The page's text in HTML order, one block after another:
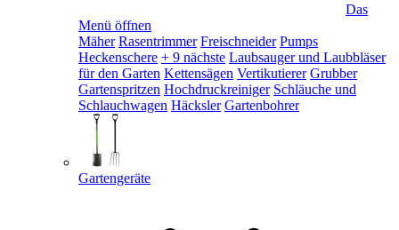
Das
Menü öffnen
Mäher Rasentrimmer Freischneider Pumps
Heckenschere + 9 nächste Laubsauger und Laubbläser
für den Garten Kettensägen Vertikutierer Grubber
Gartenspritzen Hochdruckreiniger Schläuche und
Schlauchwagen Häcksler Gartenbohrer
Gartengeräte